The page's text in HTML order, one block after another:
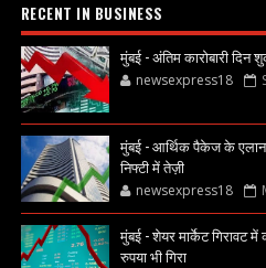
RECENT IN BUSINESS
मुंबई - अंतिम कारोबारी दिन
newsexpress18
मुंबई - आर्थिक पैकेज के
निफ्टी में तेज़ी
newsexpress18
मुंबई - शेयर मार्केट गिरावट
रुपया भी गिरा